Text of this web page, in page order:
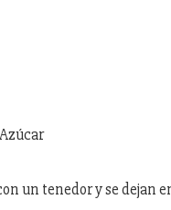
un tenedor y se dejan